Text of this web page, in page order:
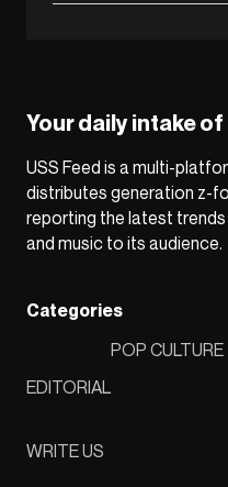
Your daily intake
USS Feed is a multi-
distributes generation z-
reporting the latest
and music to its audience.
Categories
EDITORIAL
POP CULTURE
WRITE US